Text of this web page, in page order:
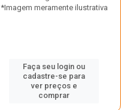
*Imagem meramente ilustrativa
Faça seu login ou
cadastre-se para
ver preços e
comprar